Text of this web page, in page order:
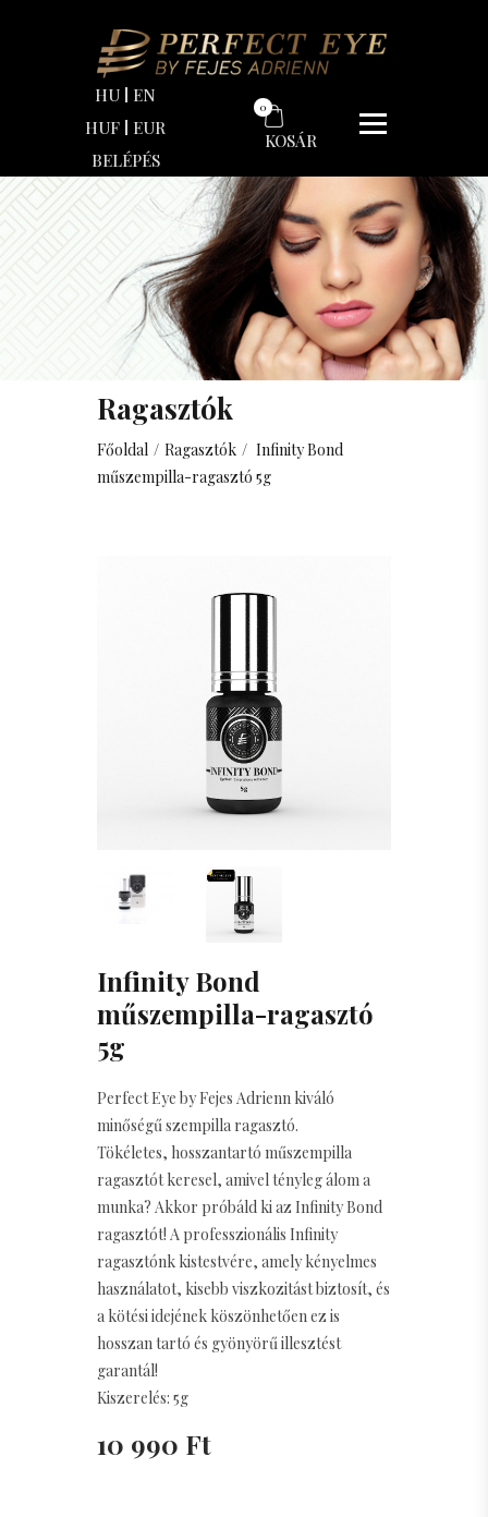
HU
EN
HUF
EUR
BELÉPÉS
0
KOSÁR
Ragasztók
Főoldal / Ragasztók / Infinity Bond
műszempilla-ragasztó 5g
Infinity Bond
műszempilla-ragasztó
5g
Perfect Eye by Fejes Adrienn kiváló
minőségű szempilla ragasztó.
Tökéletes, hosszantartó műszempilla
ragasztót keresel, amivel tényleg álom a
munka? Akkor próbáld ki az Infinity Bond
ragasztót! A professzionális Infinity
ragasztónk kistestvére, amely kényelmes
használatot, kisebb viszkozitást biztosít, és
a kötési idejének köszönhetően ez is
hosszan tartó és gyönyörű illesztést
garantál!
Kiszerelés: 5g
10 990 Ft